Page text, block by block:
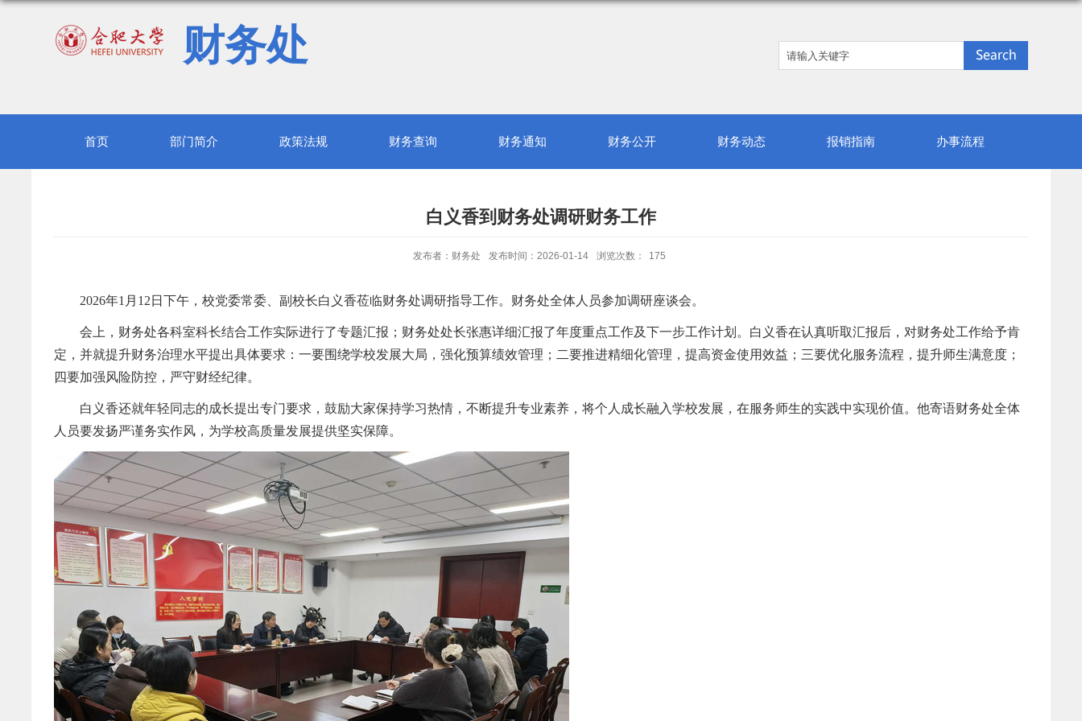
财务处
首页 部门简介 政策法规 财务查询 财务通知 财务公开 财务动态 报销指南 办事流程
白义香到财务处调研财务工作
发布者：财务处 发布时间：2026-01-14 浏览次数： 175
2026年1 月 12 日下午， 校党委常委、副校长白义香莅临财务处调研指导工作。财务处全体人员参加调研座谈会。
会上， 财务处各科室科长结合工作实际进行了专题汇报 ； 财务处处长张惠详细汇报了年度重点工作及下一步工作计划。白义香在认真听取汇报后，对财务处工作给予肯
定，并就提升财务治理水平提出具体要求：一要围绕学校发展大局，强化预算绩效管理；二要推进精细化管理，提高资金使用效益；三要优化服务流程，提升师生满意度；
四要加强风险防控，严守财经纪律。
白 义香还就年轻同志的成长提出专门要求 ，鼓励大家保持学习热情，不断提升专业素养，将个人成长融入学校发展，在服务师生的实践中实现价值。 他寄语财务处全体
人员要发扬严谨务实作风，为学校高质量发展提供坚实保障。